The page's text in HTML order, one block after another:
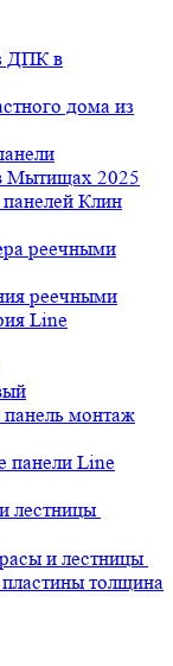
ДПК в
дома из
Мытищах 2025
Клин
реечными
реечными
Line
монтаж
панели Line
лестницы
и лестницы
толщина